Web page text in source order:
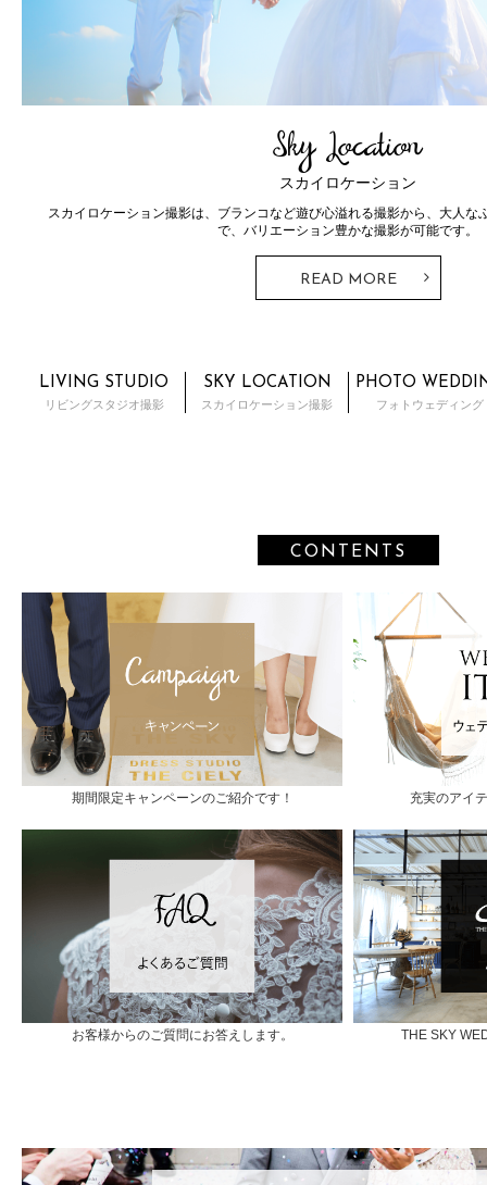
Sky Location
スカイロケーション
スカイロケーション撮影は、ブランコなど遊び心溢れる撮影から、大人な
で、バリエーション豊かな撮影が可能です。
READ MORE
LIVING STUDIO
リビングスタジオ撮影
SKY LOCATION
スカイロケーション撮影
PHOTO
フォトウェディング
CONTENTS
期間限定キャンペーンのご紹介です！ 充実のアイ
お客様からのご質問にお答えします。 THE SKY